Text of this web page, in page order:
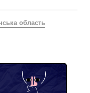
область